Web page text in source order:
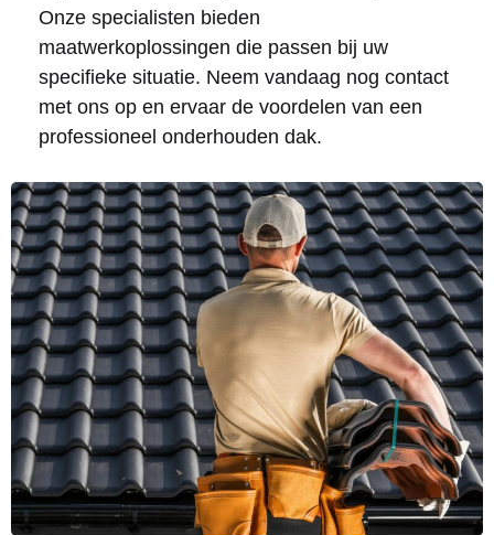
Onze specialisten bieden
maatwerkoplossingen die passen bij uw
specifieke situatie. Neem vandaag nog contact
met ons op en ervaar de voordelen van een
professioneel onderhouden dak.